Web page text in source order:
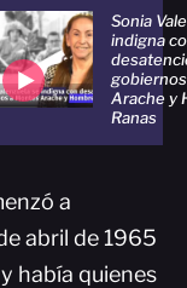
Sonia
indigna
Arache y
Ranas
a
abril de 1965
había quienes